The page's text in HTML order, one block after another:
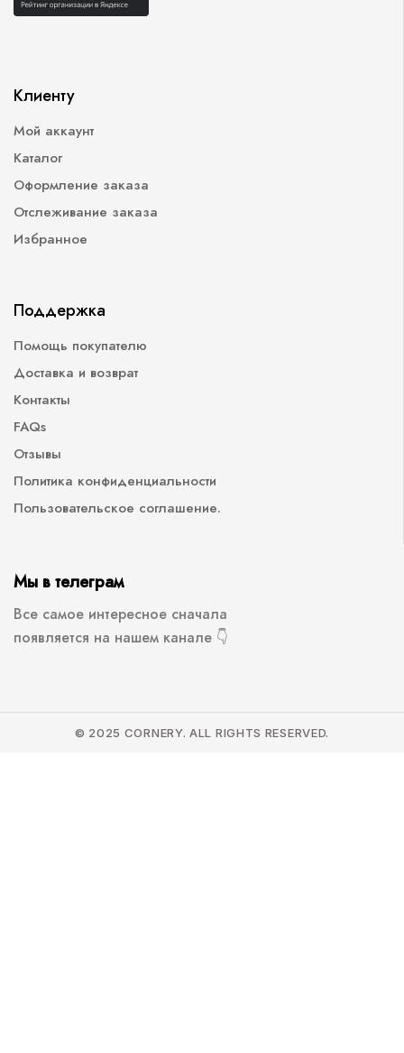
Клиенту
Мой аккаунт
Каталог
Оформление заказа
Отслеживание заказа
Избранное
Поддержка
Помощь покупателю
Доставка и возврат
Контакты
FAQs
Отзывы
Политика конфиденциальности
Пользовательское соглашение.
Мы в телеграм
Все самое интересное сначала
появляется на нашем канале 👇
© 2025 CORNERY. ALL RIGHTS RESERVED.